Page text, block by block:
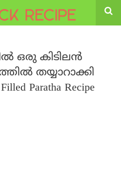
ഒരു കിടിലൻ
തയ്യാറാക്കി
Paratha Recipe